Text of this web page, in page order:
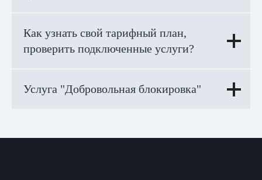
Как узнать свой тарифный план,
проверить подключенные услуги?
Услуга "Добровольная блокировка"